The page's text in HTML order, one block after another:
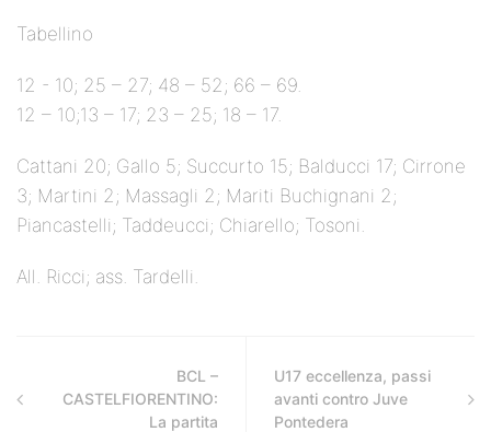
Tabellino
12 - 10; 25 – 27; 48 – 52; 66 – 69.
12 – 10;13 – 17; 23 – 25; 18 – 17.
Cattani 20; Gallo 5; Succurto 15; Balducci 17; Cirrone
3; Martini 2; Massagli 2; Mariti Buchignani 2;
Piancastelli; Taddeucci; Chiarello; Tosoni.
All. Ricci; ass. Tardelli.
BCL –
CASTELFIORENTINO:
La partita
U17 eccellenza, passi
avanti contro Juve
Pontedera